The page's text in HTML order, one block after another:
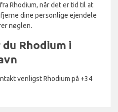
Rhodium, når det er tid til at
dine personlige ejendele
nøglen.
Rhodium i
venligst Rhodium på +34